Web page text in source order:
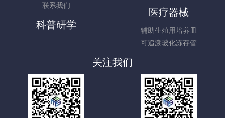
联系我们
医疗器械
辅助生殖用培养皿
可追溯玻化冻存管
科普研学
关注我们